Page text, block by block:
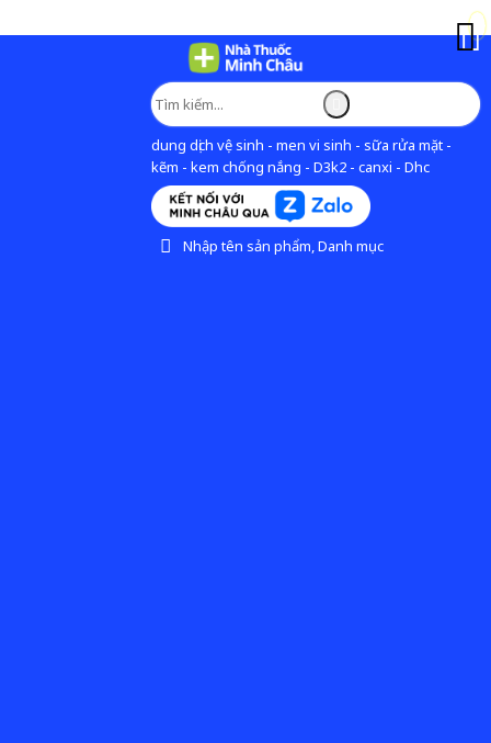
dung dịch vệ sinh - men vi sinh - sữa rửa mặt -
kẽm - kem chống nắng - D3k2 - canxi - Dhc
Nhập tên sản phẩm, Danh mục